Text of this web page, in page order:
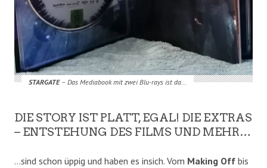
STARGATE– Das Mediabook mit zwei Blu-rays ist da…
DIE STORY IST PLATT, EGAL! DIE EXTRAS
– ENTSTEHUNG DES FILMS UND MEHR…
…sind schon üppig und haben es insich. Vom Making Off bis